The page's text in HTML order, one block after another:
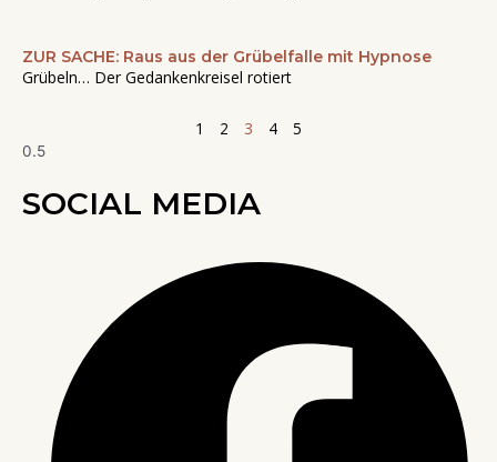
ZUR SACHE: Raus aus der Grübelfalle mit Hypnose
Grübeln… Der Gedankenkreisel rotiert
1 2 3 4 5
SOCIAL MEDIA